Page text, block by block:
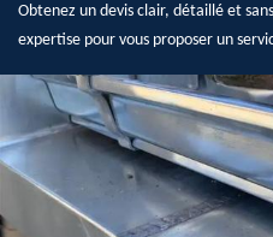
Obtenez un devis clair, détaillé et
expertise pour vous proposer un